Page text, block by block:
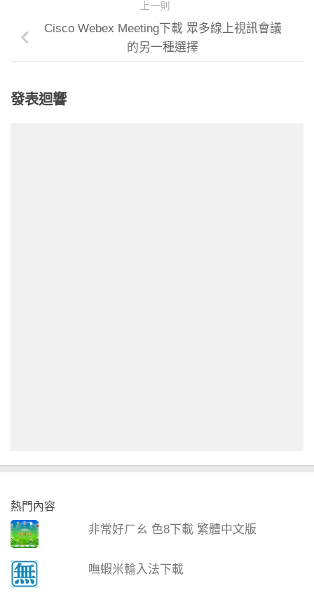
上一則
Cisco Webex Meeting下載 眾多線上視訊會議
的另一種選擇
發表迴響
熱門內容
非常好ㄏㄠ 色8下載 繁體中文版
嘸蝦米輸入法下載